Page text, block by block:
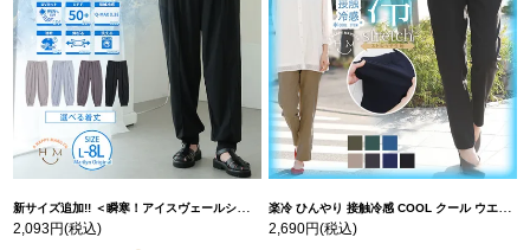
新サイズ追加!! ＜瞬寒！アイスヴェールシリーズ＞ 美脚 ジョガーパンツ 【ウェストゴム】 【ストレッチ】 | 大きいサイズの通販ならハッピーマリリン
2,093円(税込)
楽冷 ひんやり 接触冷感 COOL クール ウエストゴム 楽ちん ストレッチ 美脚 レギパン 【ストレッチ】 | 大きいサイズの通販ならハッピーマリリン
2,690円(税込)